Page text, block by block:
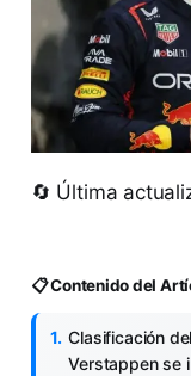
🔄 Última
📋 Contenido del
Clasificación
Verstappen se